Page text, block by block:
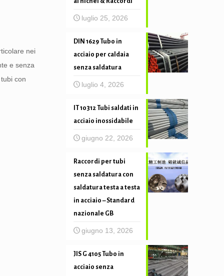
nei
e senza
con
luglio 25, 2026
DIN 1629 Tubo in
acciaio per caldaia
senza saldatura
luglio 4, 2026
IT 10312 Tubi saldati in
acciaio inossidabile
giugno 22, 2026
Raccordi per tubi
senza saldatura con
saldatura testa a testa
in acciaio – Standard
nazionale GB
giugno 13, 2026
JIS G 4105 Tubo in
acciaio senza